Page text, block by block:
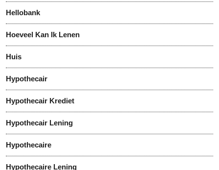
Hellobank
Hoeveel Kan Ik Lenen
Huis
Hypothecair
Hypothecair Krediet
Hypothecair Lening
Hypothecaire
Hypothecaire Lening